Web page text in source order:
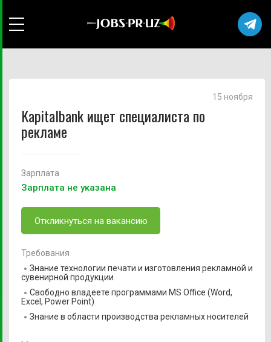
Kapitalbank ищет специалиста по
рекламе
15 ноября
Зарплата
Зарплата не указана
Откликнуться на вакансию
Требования
Знание технологии печати и изготовления рекламной и
сувенирной продукции
Свободно владеете программами MS Office (Word,
Excel, Power Point)
Знание в области производства рекламных носителей